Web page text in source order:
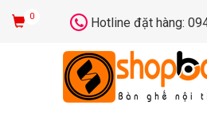
0 Hotline đặt hàng: